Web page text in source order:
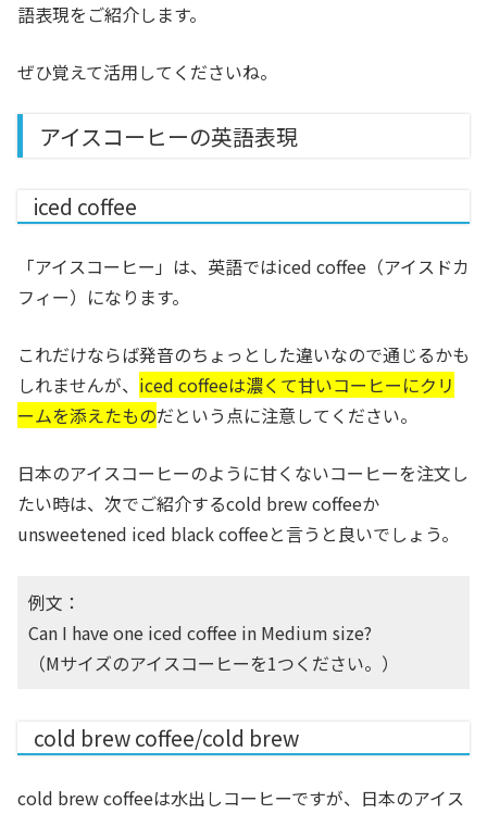
語表現をご紹介します。
ぜひ覚えて活用してくださいね。
アイスコーヒーの英語表現
iced coffee
「アイスコーヒー」は、英語ではiced coffee（アイスドカ
フィー）になります。
これだけならば発音のちょっとした違いなので通じるかも
しれませんが、 iced coffeeは濃くて甘いコーヒーにクリ
ームを添えたものだという点に注意してください。
日本のアイスコーヒーのように甘くないコーヒーを注文し
たい時は、次でご紹介するcold brew coffeeか
unsweetened iced black coffeeと言うと良いでしょう。
例文：
Can I have one iced coffee in Medium size?
（Mサイズのアイスコーヒーを1つください。）
cold brew coffee/cold brew
cold brew coffeeは水出しコーヒーですが、日本のアイス